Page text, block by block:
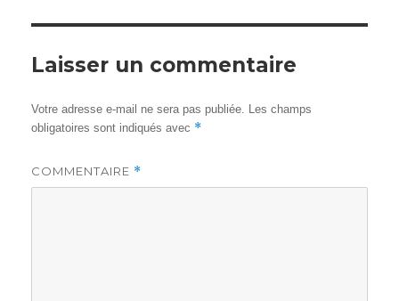
Laisser un commentaire
Votre adresse e-mail ne sera pas publiée. Les champs
obligatoires sont indiqués avec *
COMMENTAIRE *